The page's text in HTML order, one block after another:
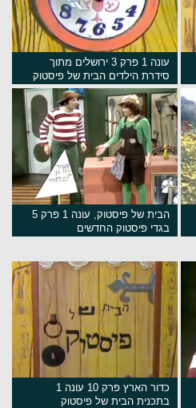
עונה 1 פרק 3 ירושלים מתוך
סידרת הילדים הבית של פיסטוק
הבית של פיסטוק, עונה 1 פרק 5
בגדי פיסטוק החדשים
כדור הארץ פרק 10 עונה 1
בתכנית הבית של פיסטוק